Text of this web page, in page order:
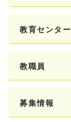
教育センター
教職員
募集情報